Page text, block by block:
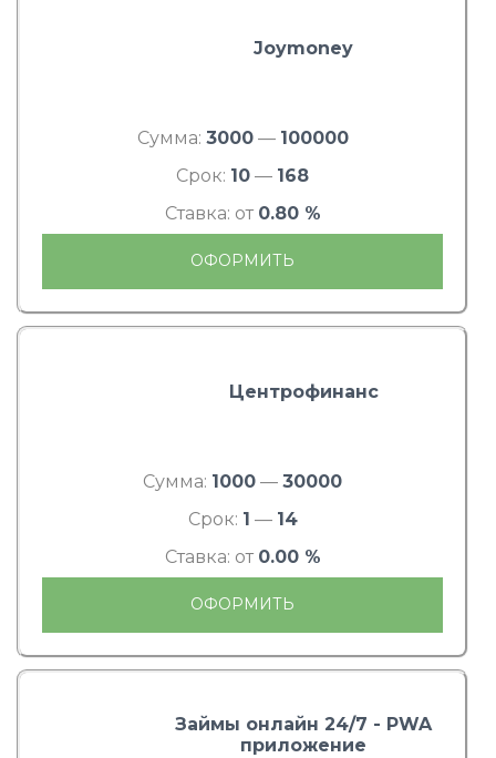
Joymoney
Сумма: 3000— 100000
Срок: 10 — 168
Ставка: от 0.80 %
ОФОРМИТЬ
Центрофинанс
Сумма: 1000 — 30000
Срок: 1 — 14
Ставка: от 0.00 %
ОФОРМИТЬ
Займы онлайн 24/7 - PWA
приложение